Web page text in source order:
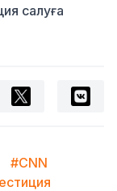
салуға
#CNN